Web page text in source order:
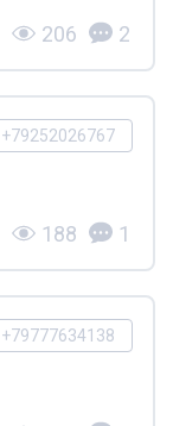
206 2
+79252026767
188 1
+79777634138